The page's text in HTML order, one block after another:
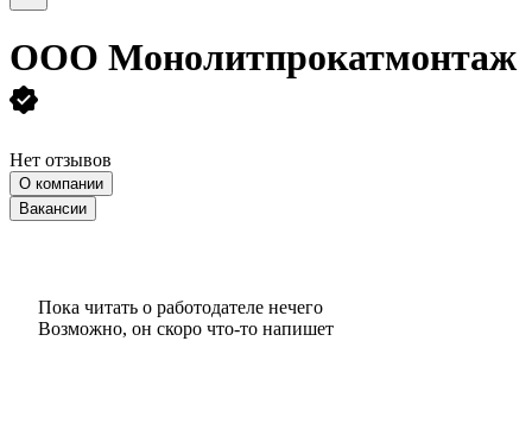
ООО Монолитпрокатмонтаж
Нет отзывов
О компании
Вакансии
Пока читать о работодателе нечего
Возможно, он скоро что‑то напишет